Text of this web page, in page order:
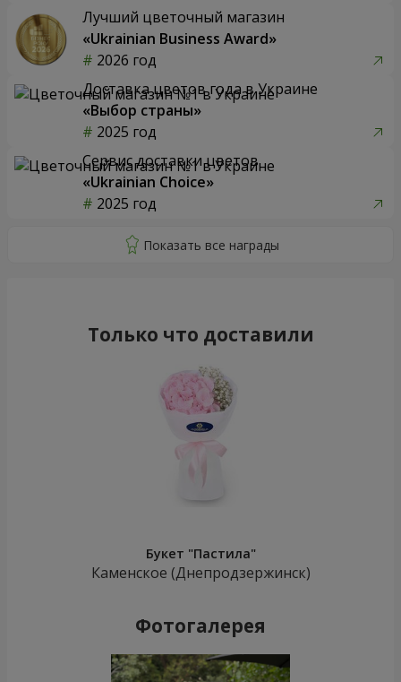
Лучший цветочный магазин
«Ukrainian Business Award»
2026 год
Доставка цветов года в Украине
«Выбор страны»
2025 год
Сервис доставки цветов
«Ukrainian Choice»
2025 год
Только что доставили
Букет "Пастила"
Каменское (Днепродзержинск)
Фотогалерея